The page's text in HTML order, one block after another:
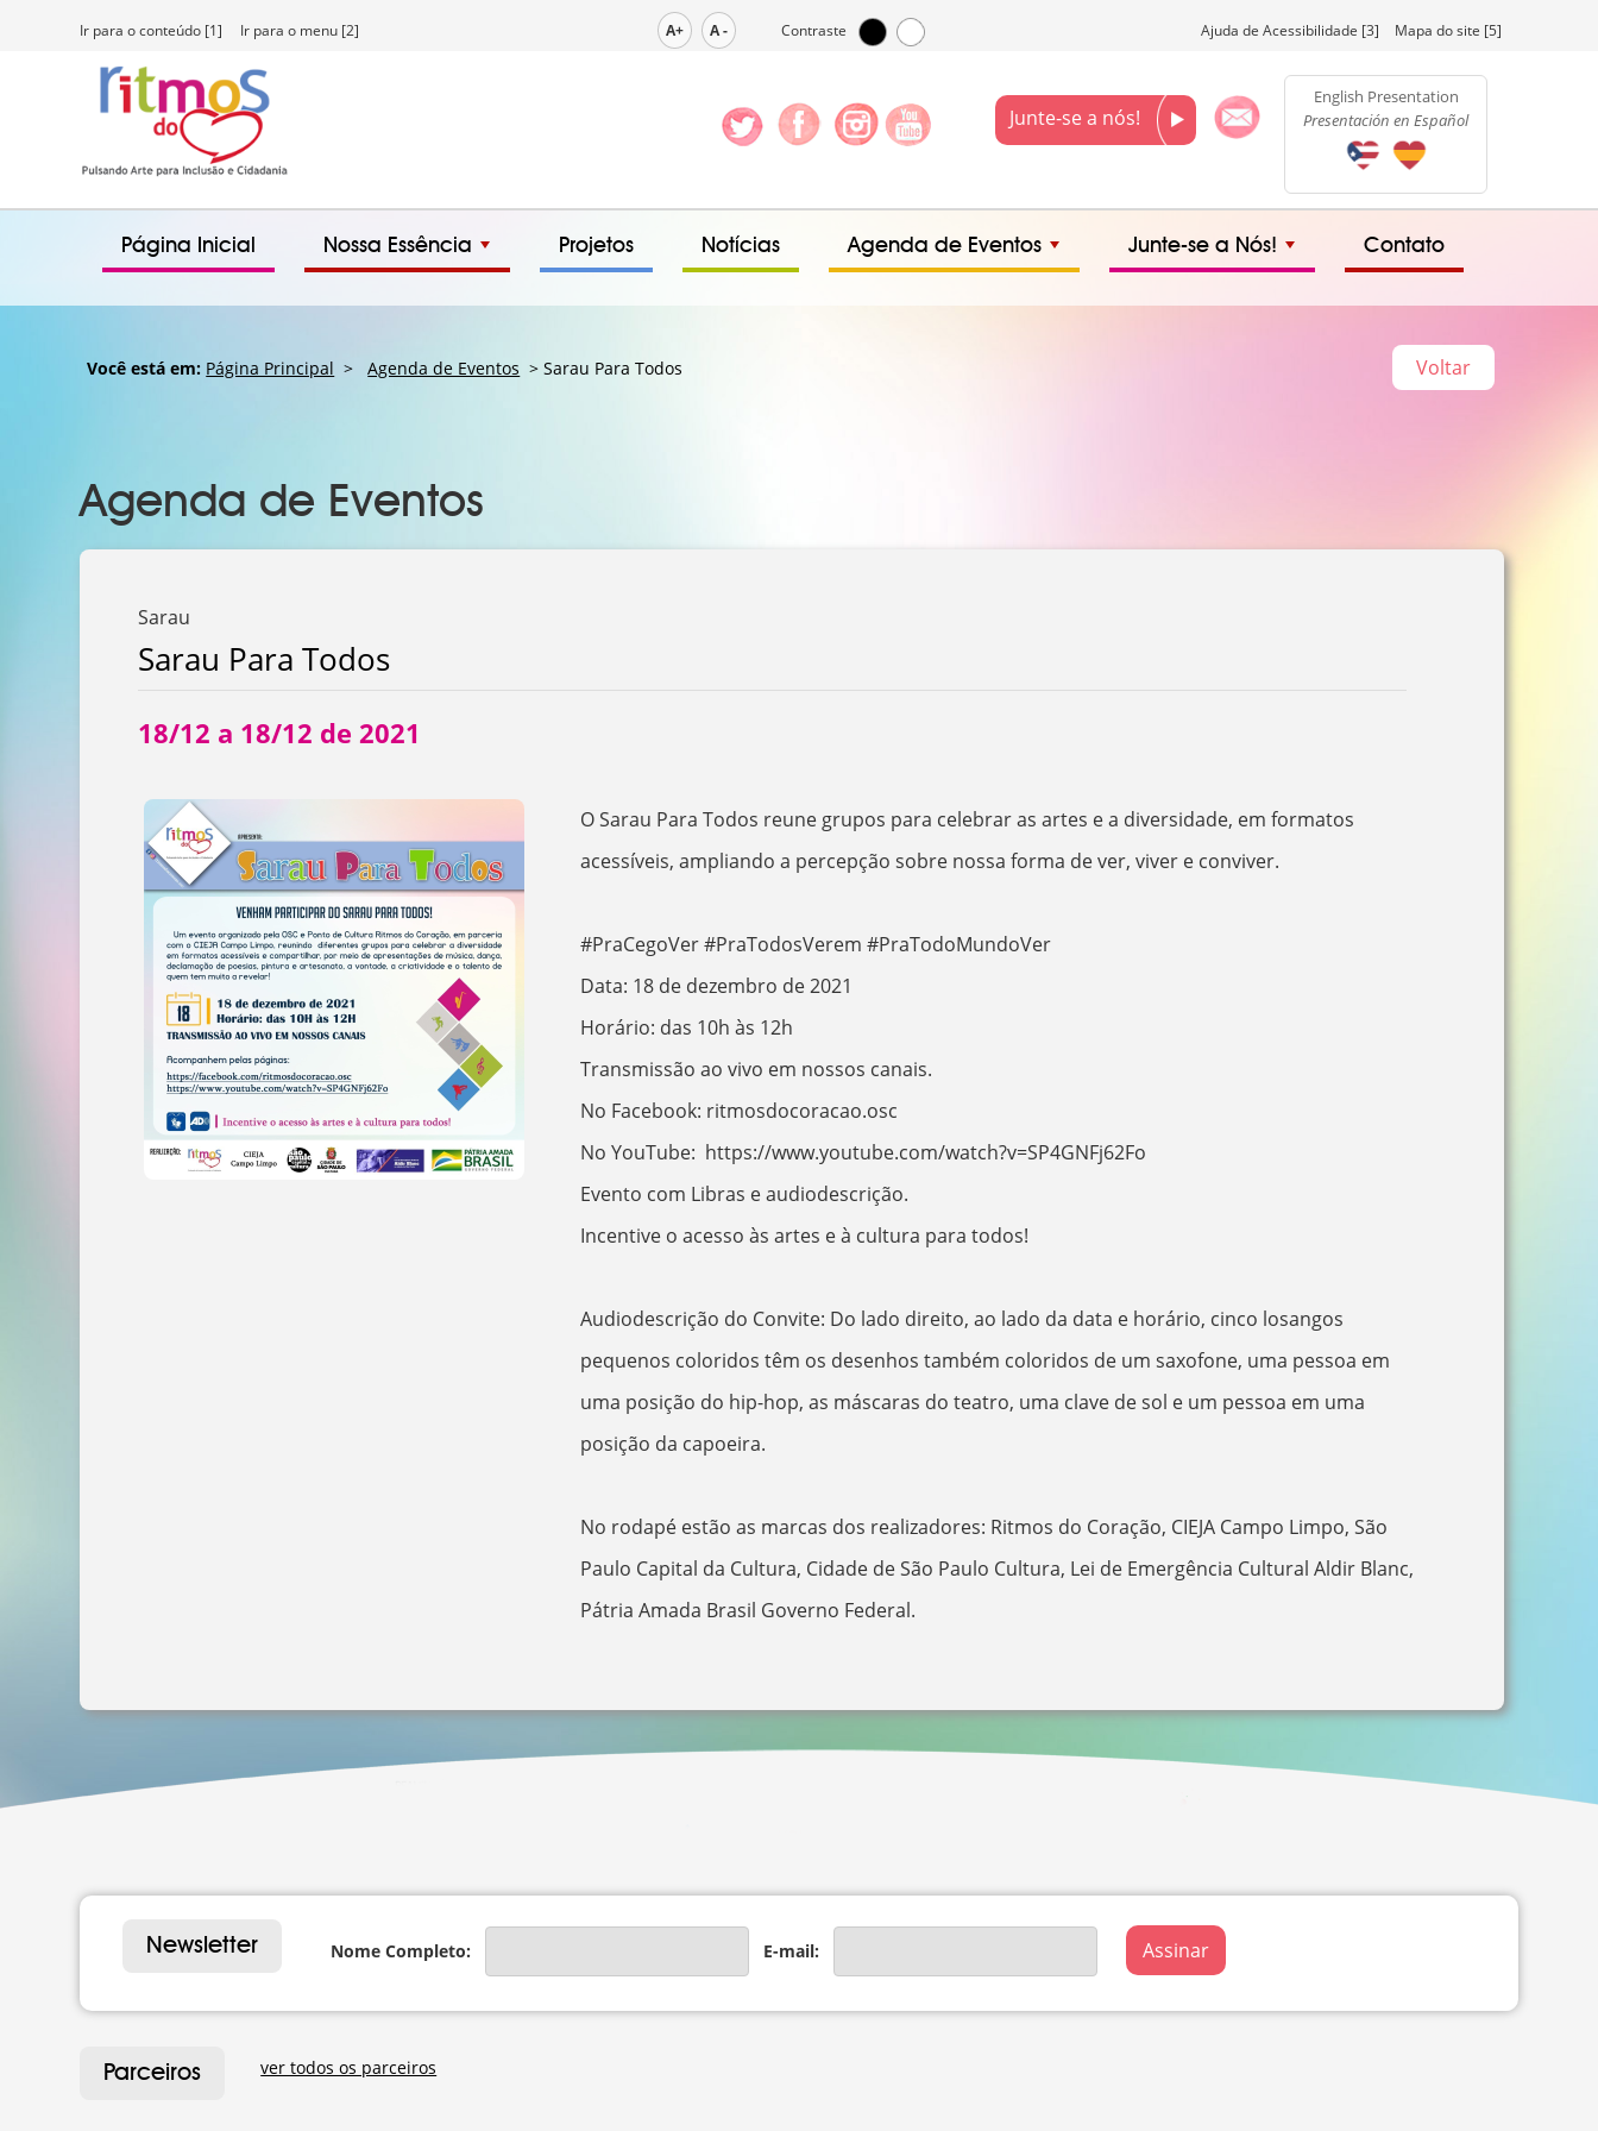
Ir para o conteúdo [1] Ir para o menu [2] A+ A - Contraste Ajuda de Acessibilidade [3] Mapa do site [5]
English Presentation
Presentación en Español
Junte-se a nós!
Página Inicial Nossa Essência Projetos Notícias Agenda de Eventos Junte-se a Nós! Contato
Você está em: Página Principal >Agenda de Eventos > Sarau Para Todos Voltar
Agenda de Eventos
Sarau
Sarau Para Todos
18/12 a 18/12 de 2021
O Sarau Para Todos reune grupos para celebrar as artes e a diversidade, em formatos
acessíveis, ampliando a percepção sobre nossa forma de ver, viver e conviver.
#PraCegoVer #PraTodosVerem #PraTodoMundoVer
Data: 18 de dezembro de 2021
Horário: das 10h às 12h
Transmissão ao vivo em nossos canais.
No Facebook: ritmosdocoracao.osc
No YouTube: https://www.youtube.com/watch?v=SP4GNFj62Fo
Evento com Libras e audiodescrição.
Incentive o acesso às artes e à cultura para todos!
Audiodescrição do Convite: Do lado direito, ao lado da data e horário, cinco losangos
pequenos coloridos têm os desenhos também coloridos de um saxofone, uma pessoa em
uma posição do hip-hop, as máscaras do teatro, uma clave de sol e um pessoa em uma
posição da capoeira.
No rodapé estão as marcas dos realizadores: Ritmos do Coração, CIEJA Campo Limpo, São
Paulo Capital da Cultura, Cidade de São Paulo Cultura, Lei de Emergência Cultural Aldir Blanc,
Pátria Amada Brasil Governo Federal.
Newsletter Nome Completo: E-mail:
Parceiros ver todos os parceiros